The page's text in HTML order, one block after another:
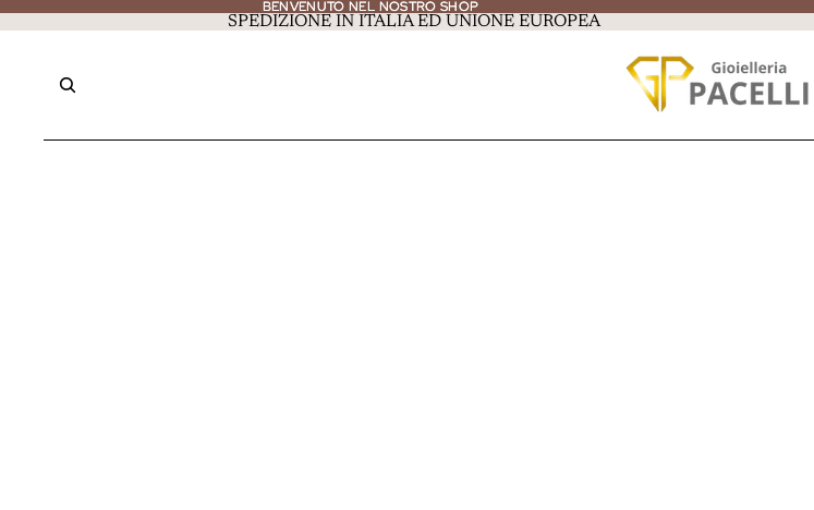
BENVENUTO NEL NOSTRO SHOP
BENVENUTO NEL NOSTRO SHOP
SPEDIZIONE IN ITALIA ED UNIONE EUROPEA